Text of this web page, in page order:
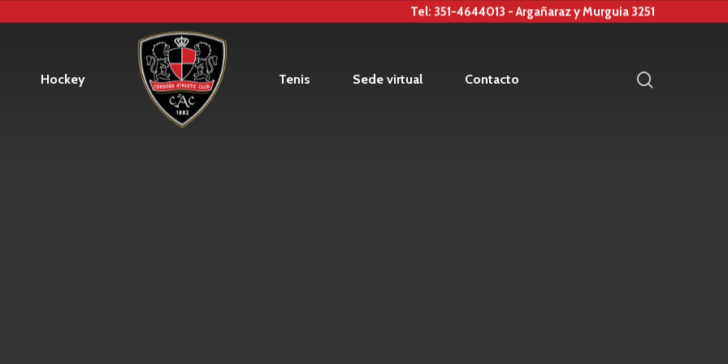
Tel: 351-4644013 - Argañaraz y Murguia 3251
Hockey Tenis Sede virtual Contacto